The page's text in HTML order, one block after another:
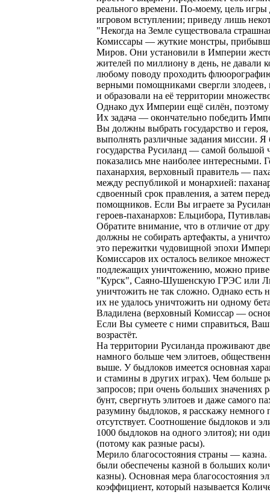
реального времени. По-моему, цель игры
игровом вступлении; приведу лишь
"Некогда на Земле существовала
Комиссары — жуткие монстры,
Миров. Они установили в Империи
жителей по миллиону в день, не давали
любому поводу проходить
верными помощниками свергли
и образовали на её территории
Однако дух Империи ещё силён, поэтому
Их задача — окончательно победить
Вы должны выбрать государство и героя,
выполнять различные задания миссии. Я
государства Русиланд — самой
показались мне наиболее интересными.
паханархия, верховный правитель —
между республикой и монархией:
сдвоенный срок правления, а затем
помощников. Если Вы играете за
героев-паханархов: Ельцибора,
Обратите внимание, что в отличие от
должны не собирать артефакты, а
это пережитки чудовищной эпохи
Комиссаров их осталось великое
подлежащих уничтожению, можно
"Курск", Саяно-Шушенскую ГРЭС или
уничтожить не так сложно. Однако есть
их не удалось уничтожить ни одному
Владилена (верховный Комиссар —
Если Вы сумеете с ними справиться,
возрастёт.
На территории Русиланда проживают
намного больше чем элитоев,
выше. У быдлоков имеется основная
и стамины в других играх). Чем больше
запросов; при очень больших значениях
бунт, свергнуть элитоев и даже самого
разумину быдлоков, я расскажу немного
отсутствует. Соотношение быдлоков и
1000 быдлоков на одного элитоя); ни
(потому как разные расы).
Мерило благосостояния страны —
были обеспечены казной в больших
казны). Основная мера благосостояния
коэффициент, который называется